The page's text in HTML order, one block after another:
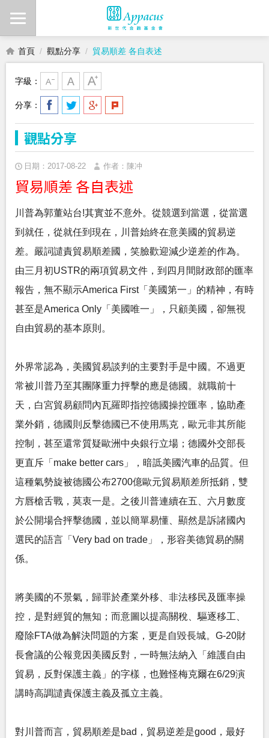
首頁 觀點分享 貿易順差 各自表述
字級：
分享：
觀點分享
日期：2017-08-22 作者：陳冲
貿易順差 各自表述
川普為郭董站台!其實並不意外。從競選到當選，從當選
到就任，從就任到現在，川普始終在意美國的貿易逆
差。嚴詞譴責貿易順差國，笑臉歡迎減少逆差的作為。
由三月初USTR的兩項貿易文件，到四月間財政部的匯率
報告，無不顯示America First「美國第一」的精神，有時
甚至是America Only「美國唯一」，只顧美國，卻無視
自由貿易的基本原則。
外界常認為，美國貿易談判的主要對手是中國。不過更
常被川普乃至其團隊重力抨擊的應是德國。就職前十
天，白宮貿易顧問內瓦羅即指控德國操控匯率，協助產
業外銷，德國則反擊德國已不使用馬克，歐元非其所能
控制，甚至還常質疑歐洲中央銀行立場；德國外交部長
更直斥「make better cars」，暗詆美國汽車的品質。但
這種氣勢旋被德國公布2700億歐元貿易順差所抵銷，雙
方唇槍舌戰，莫衷一是。之後川普連續在五、六月數度
於公開場合抨擊德國，並以簡單易懂、顯然是訴諸國內
選民的語言「Very bad on trade」，形容美德貿易的關
係。
將美國的不景氣，歸罪於產業外移、非法移民及匯率操
控，是對經貿的無知；而意圖以提高關稅、驅逐移工、
廢除FTA做為解決問題的方案，更是自毀長城。G-20財
長會議的公報竟因美國反對，一時無法納入「維護自由
貿易，反對保護主義」的字樣，也難怪梅克爾在6/29演
講時高調譴責保護主義及孤立主義。
對川普而言，貿易順差是bad，貿易逆差是good，最好